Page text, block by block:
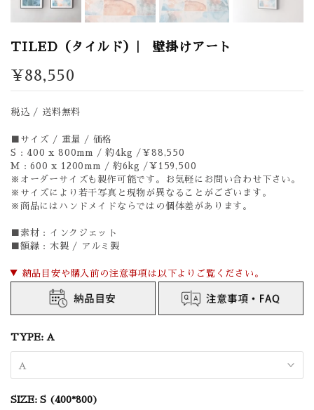
TILED（タイルド）| 壁掛けアート
¥88,550
税込 / 送料無料
■サイズ / 重量 / 価格
S : 400 x 800mm / 約4kg /￥88,550
M : 600 x 1200mm / 約6kg /￥159,500
※オーダーサイズも製作可能です。お気軽にお問い合わせ下さい。
※サイズにより若干写真と現物が異なることがございます。
※商品にはハンドメイドならではの個体差があります。
■素材 : インクジェット
■額縁 : 木製 / アルミ製
▼ 納品目安や購入前の注意事項は以下よりご覧ください。
TYPE: A
A
SIZE: S (400*800)